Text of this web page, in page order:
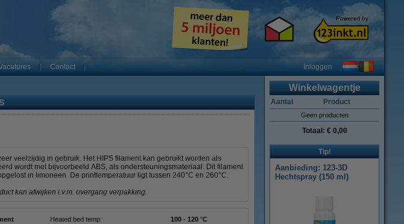
Contact Inloggen
veelzijdig in gebruik. Het HIPS filament kan gebruikt worden als
wordt met bijvoorbeeld ABS, als ondersteuningsmateriaal. Dit filament
in limoneen. De printtemperatuur ligt tussen 240°C en 260°C.
kan afwijken i.v.m. overgang verpakking.
Heated bed temp:
100 - 120 °C
Winkelwagentje
Aantal Product
Geen producten
Totaal: € 0,00
Tip!
Aanbieding: 123-3D
Hechtspray (150 ml)